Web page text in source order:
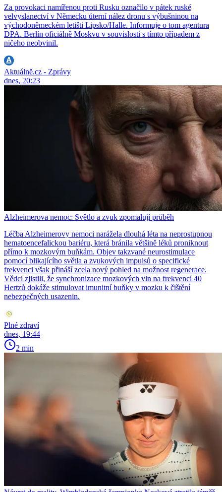
Za provokaci namířenou proti Rusku označilo v pátek ruské
velvyslanectví v Německu úterní nález dronu s výbušninou na
východoněmeckém letišti Lipsko/Halle. Informuje o tom agentura
DPA. Berlín oficiálně Moskvu v souvislosti s tímto případem z
ničeho neobvinil.
Aktuálně.cz - Zprávy
dnes, 20:23
Alzheimerova nemoc: Světlo a zvuk zpomalují průběh
Léčba Alzheimerovy nemoci narážela dlouhá léta na neprostupnou
hematoencefalickou bariéru, která bránila většině léků proniknout
přímo k mozkovým buňkám. Objev takzvané neurostimulace
pomocí blikajícího světla a zvukových impulsů o specifické
frekvenci však přináší zcela nový pohled na možnost regenerace.
Vědci zjistili, že synchronizace mozkových vln na frekvenci 40
Hertzů dokáže stimulovat imunitní buňky v mozku k čištění
nebezpečných usazenin.
Plné zdraví
dnes, 19:44
2 min